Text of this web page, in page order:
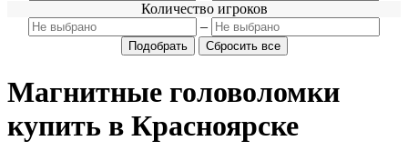
Количество игроков
–
Магнитные головоломки
купить в Красноярске